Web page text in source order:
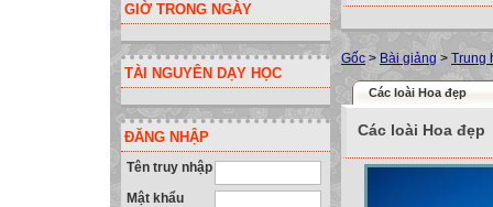
GIỜ TRONG NGÀY
TÀI NGUYÊN DẠY HỌC
ĐĂNG NHẬP
Tên truy nhập
Mật khẩu
Gốc > Bài giảng > Trung
Các loài Hoa đẹp
Các loài Hoa đẹp